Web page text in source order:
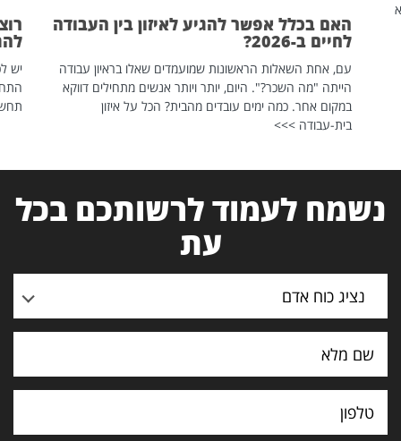
האם בכלל אפשר להגיע לאיזון בין העבודה
לחיים ב-2026?
עם, אחת השאלות הראשונות שמועמדים שאלו בראיון עבודה
הייתה "מה השכר?". היום, יותר ויותר אנשים מתחילים דווקא
במקום אחר. כמה ימים עובדים מהבית? הכל על איזון
בית-עבודה >>>
יש
נשמח לעמוד לרשותכם בכל
עת
נציג כוח אדם